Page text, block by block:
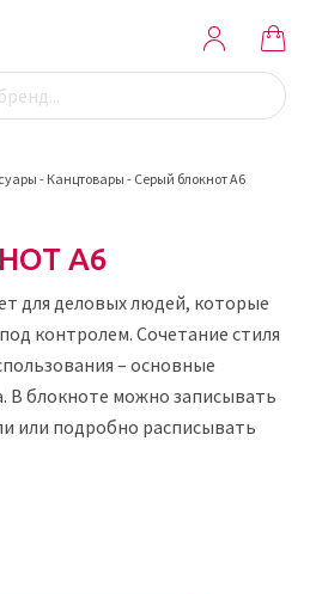
- Канцтовары - Серый блокнот А6
А6
для деловых людей, которые
контролем. Сочетание стиля
– основные
В блокноте можно записывать
или подробно расписывать